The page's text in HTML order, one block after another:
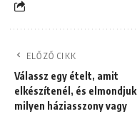
ELŐZŐ CIKK
Válassz egy ételt, amit
elkészítenél, és elmondjuk
milyen háziasszony vagy